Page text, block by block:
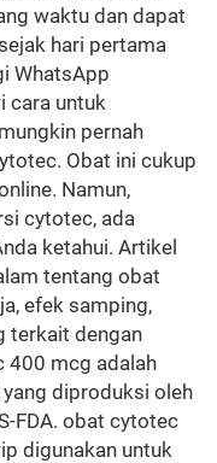
waktu dan dapat
hari pertama
WhatsApp
cara untuk
pernah
Obat ini cukup
Namun,
cytotec, ada
ketahui. Artikel
tentang obat
efek samping,
terkait dengan
400 mcg adalah
diproduksi oleh
FDA. obat cytotec
digunakan untuk